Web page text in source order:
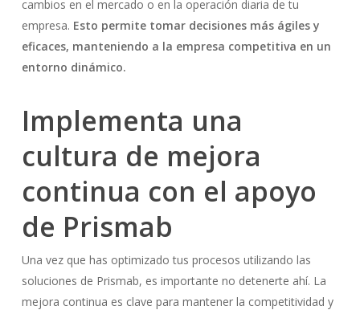
Go To Shop
cambios en el mercado o en la operación diaria de tu
empresa. Esto permite tomar decisiones más ágiles y
eficaces, manteniendo a la empresa competitiva en un
entorno dinámico.
Implementa una
cultura de mejora
continua con el apoyo
de Prismab
Una vez que has optimizado tus procesos utilizando las
soluciones de Prismab, es importante no detenerte ahí. La
mejora continua es clave para mantener la competitividad y